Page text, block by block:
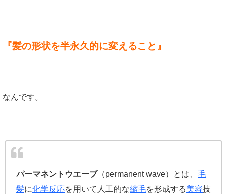
『髪の形状を半永久的に変えること』
なんです。
パーマネントウエーブ（permanent wave）とは、 毛
髪に化学反応を用いて人工的な縮毛を形成する美容技